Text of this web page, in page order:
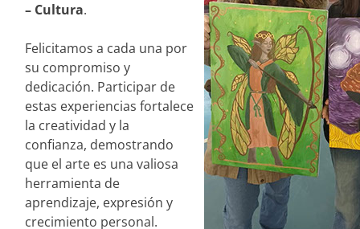
– Cultura.
Felicitamos a cada una por
su compromiso y
dedicación. Participar de
estas experiencias fortalece
la creatividad y la
confianza, demostrando
que el arte es una valiosa
herramienta de
aprendizaje, expresión y
crecimiento personal.